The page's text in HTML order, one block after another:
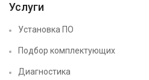
Услуги
Установка ПО
Подбор комплектующих
Диагностика